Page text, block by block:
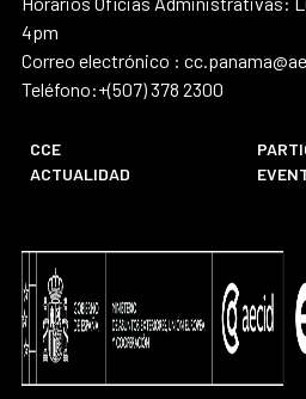
4pm
Correo electrónico :
Teléfono:+(507) 378 2300
CCE
ACTUALIDAD